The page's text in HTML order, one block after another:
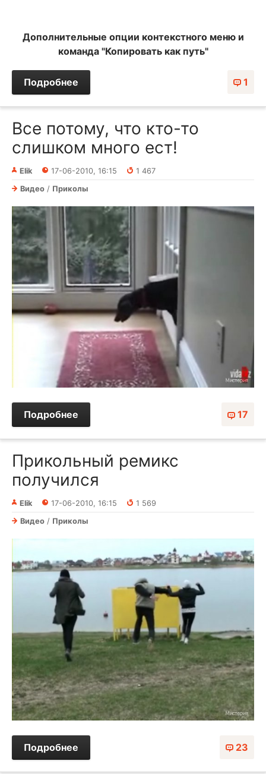
Дополнительные опции контекстного меню и
команда "Копировать как путь"
1
Подробнее
Все потому, что кто-то
слишком много ест!
Elik 17-06-2010, 16:15
1 467
Видео / Приколы
17
Подробнее
Прикольный ремикс
получился
Elik 17-06-2010, 16:15
1 569
Видео / Приколы
23
Подробнее